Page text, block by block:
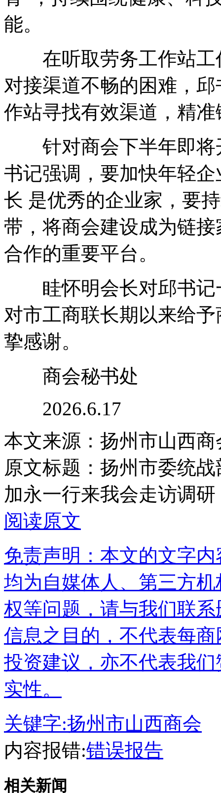
能。
在听取劳务工作站工
对接渠道不畅的困难，
作站寻找有效渠道，精
针对商会下半年即将
书记强调，要加快年轻
长 是优秀的企业家，要
带，将商会建设成为链
合作的重要平台。
眭怀明会长对邱书记
对市工商联长期以来给
挚感谢。
商会秘书处
2026.6.17
本文来源：扬州市山西商
原文标题： 扬州市委统
加永一行来我会走访调研
阅读原文
免责声明：本文的文字
均为自媒体人、第三方
权等问题，请与我们联
信息之目的，不代表每
投资建议，亦不代表我
实性。
关键字:扬州市山西商会
内容报错:错误报告
相关新闻